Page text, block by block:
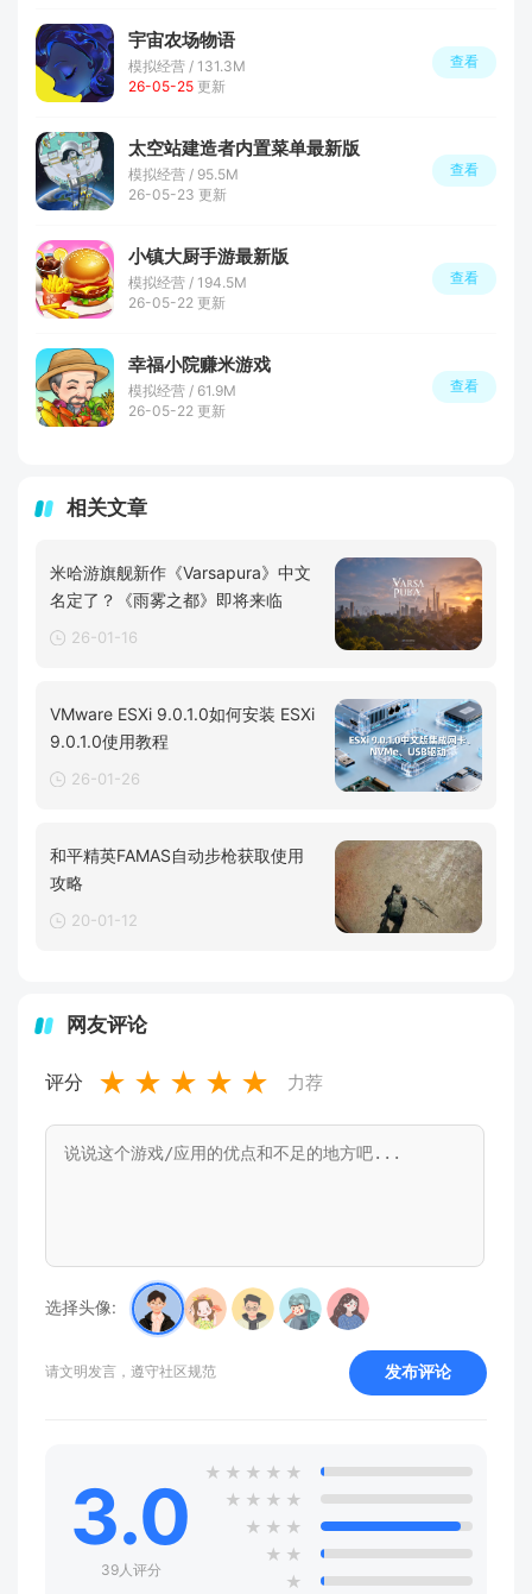
宇宙农场物语
模拟经营 / 131.3M
26-05-25 更新
查看
太空站建造者内置菜单最新版
模拟经营 / 95.5M
26-05-23 更新
查看
小镇大厨手游最新版
模拟经营 / 194.5M
26-05-22 更新
查看
幸福小院赚米游戏
模拟经营 / 61.9M
26-05-22 更新
查看
相关文章
米哈游旗舰新作《Varsapura》中文
名定了？《雨雾之都》即将来临
26-01-16
VMware ESXi 9.0.1.0如何安装 ESXi
9.0.1.0使用教程
26-01-26
和平精英FAMAS自动步枪获取使用
攻略
20-01-12
网友评论
评分 ★ ★ ★ ★ ★ 力荐
选择头像:
请文明发言，遵守社区规范 发布评论
3.0
39人评分
★ ★ ★ ★ ★
★ ★ ★ ★
★ ★ ★
★ ★
★